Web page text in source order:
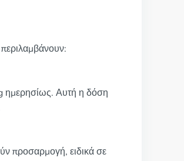
ημερησίως. Αυτή η δόση
προσαρμογή, ειδικά σε